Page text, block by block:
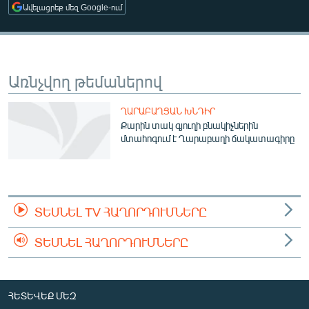
ՄԻՋԱԶԳԱՅԻՆ
ՄՇԱԿՈՒՅԹ
ՄԵԿՆԱԲԱՆՈՒԹՅՈՒՆ
ԲԱՆԱՎԵՃ
ՁԳՏԵԼՈՎ ԼԱՎԱԳՈՒՅՆԻՆ
ՓՈԴՔԱՍԹ
Հայերեն
Ավելացրեք մեզ Google-ում
Առնչվող թեմաներով
ՂԱՐԱԲԱՂՅԱՆ ԽՆԴԻՐ
Քարին տակ գյուղի բնակիչներին
մտահոգում է Ղարաբաղի ճակատագիրը
ՏԵՍՆԵԼ TV ՀԱՂՈՐԴՈՒՄՆԵՐԸ
ՏԵՍՆԵԼ ՀԱՂՈՐԴՈՒՄՆԵՐԸ
ՀԵՏԵՎԵՔ ՄԵԶ